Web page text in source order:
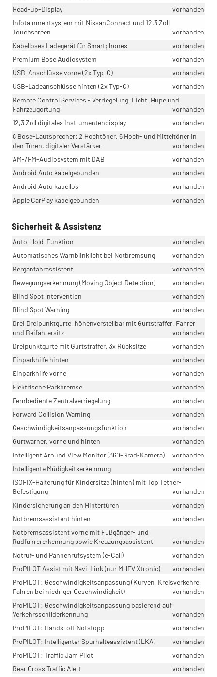
Head-up-Display
vorhanden
Infotainmentsystem mit NissanConnect und 12,3 Zoll
Touchscreen
vorhanden
Kabelloses Ladegerät für Smartphones
vorhanden
Premium Bose Audiosystem
vorhanden
USB-Anschlüsse vorne (2x Typ-C)
vorhanden
USB-Ladeanschlüsse hinten (2x Typ-C)
vorhanden
Remote Control Services - Verriegelung, Licht, Hupe und
Fahrzeugortung
vorhanden
12,3 Zoll digitales Instrumentendisplay
vorhanden
8 Bose-Lautsprecher: 2 Hochtöner, 6 Hoch- und Mitteltöner in
den Türen, digitaler Verstärker
vorhanden
AM-/FM-Audiosystem mit DAB
vorhanden
Android Auto kabelgebunden
vorhanden
Android Auto kabellos
vorhanden
Apple CarPlay kabelgebunden
vorhanden
Sicherheit & Assistenz
Auto-Hold-Funktion
vorhanden
Automatisches Warnblinklicht bei Notbremsung
vorhanden
Berganfahrassistent
vorhanden
Bewegungserkennung (Moving Object Detection)
vorhanden
Blind Spot Intervention
vorhanden
Blind Spot Warning
vorhanden
Drei Dreipunktgurte, höhenverstellbar mit Gurtstraffer, Fahrer
und Beifahrersitz
vorhanden
Dreipunktgurte mit Gurtstraffer, 3x Rücksitze
vorhanden
Einparkhilfe hinten
vorhanden
Einparkhilfe vorne
vorhanden
Elektrische Parkbremse
vorhanden
Fernbediente Zentralverriegelung
vorhanden
Forward Collision Warning
vorhanden
Geschwindigkeitsanpassungsfunktion
vorhanden
Gurtwarner, vorne und hinten
vorhanden
Intelligent Around View Monitor (360-Grad-Kamera)
vorhanden
Intelligente Müdigkeitserkennung
vorhanden
ISOFIX-Halterung für Kindersitze (hinten) mit Top Tether-
Befestigung
vorhanden
Kindersicherung an den Hintertüren
vorhanden
Notbremsassistent hinten
vorhanden
Notbremsassistent vorne mit Fußgänger- und
Radfahrererkennung sowie Kreuzungsassistent
vorhanden
Notruf- und Pannenrufsystem (e-Call)
vorhanden
ProPILOT Assist mit Navi-Link (nur MHEV Xtronic)
vorhanden
ProPILOT: Geschwindigkeitsanpassung (Kurven, Kreisverkehre,
Fahren bei niedriger Geschwindigkeit)
vorhanden
ProPILOT: Geschwindigkeitsanpassung basierend auf
Verkehrsschilderkennung
vorhanden
ProPILOT: Hands-off Notstopp
vorhanden
ProPILOT: Intelligenter Spurhalteassistent (LKA)
vorhanden
ProPILOT: Traffic Jam Pilot
vorhanden
Rear Cross Traffic Alert
vorhanden